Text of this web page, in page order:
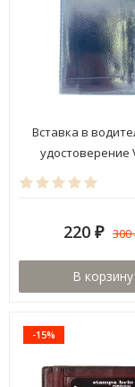
Вставка в
удостоверение
220 ₽ 300
В корзину
-15%